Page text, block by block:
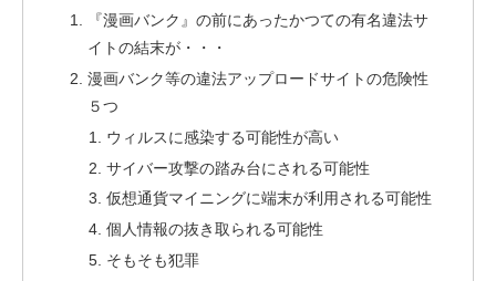
『漫画バンク』の前にあったかつての有名違法サ
イトの結末が・・・
漫画バンク等の違法アップロードサイトの危険性
５つ
ウィルスに感染する可能性が高い
サイバー攻撃の踏み台にされる可能性
仮想通貨マイニングに端末が利用される可能性
個人情報の抜き取られる可能性
そもそも犯罪